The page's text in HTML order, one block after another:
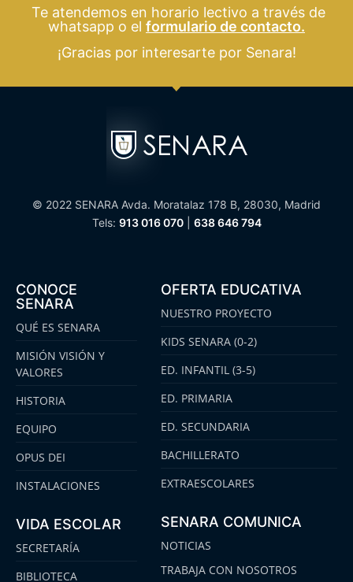
Te atendemos en horario lectivo a través de
whatsapp o el formulario de contacto.
¡Gracias por interesarte por Senara!
© 2022 SENARA Avda. Moratalaz 178 B, 28030, Madrid
Tels: 913 016 070| 638 646 794
CONOCE
SENARA
QUÉ ES SENARA
MISIÓN VISIÓN Y
VALORES
HISTORIA
EQUIPO
OPUS DEI
INSTALACIONES
VIDA ESCOLAR
SECRETARÍA
BIBLIOTECA
OFERTA EDUCATIVA
NUESTRO PROYECTO
KIDS SENARA (0-2)
ED. INFANTIL (3-5)
ED. PRIMARIA
ED. SECUNDARIA
BACHILLERATO
EXTRAESCOLARES
SENARA COMUNICA
NOTICIAS
TRABAJA CON NOSOTROS